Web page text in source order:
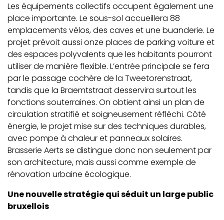
Les équipements collectifs occupent également une
place importante. Le sous-sol accueillera 88
emplacements vélos, des caves et une buanderie. Le
projet prévoit aussi onze places de parking voiture et
des espaces polyvalents que les habitants pourront
utiliser de manière flexible. L’entrée principale se fera
par le passage cochère de la Tweetorenstraat,
tandis que la Braemtstraat desservira surtout les
fonctions souterraines. On obtient ainsi un plan de
circulation stratifié et soigneusement réfléchi. Côté
énergie, le projet mise sur des techniques durables,
avec pompe à chaleur et panneaux solaires.
Brasserie Aerts se distingue donc non seulement par
son architecture, mais aussi comme exemple de
rénovation urbaine écologique.
Une nouvelle stratégie qui séduit un large public
bruxellois